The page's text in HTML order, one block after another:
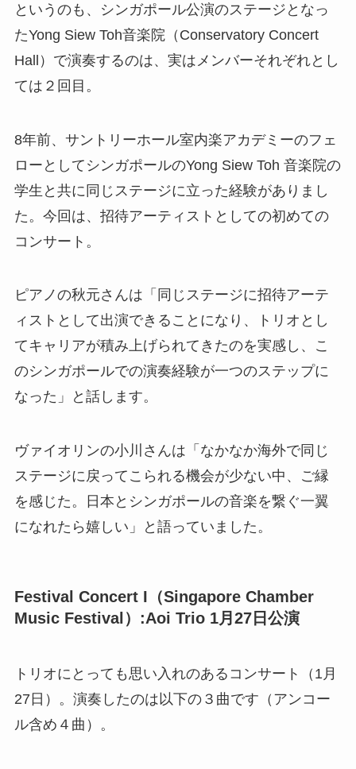
というのも、シンガポール公演のステージとなっ
たYong Siew Toh音楽院（ Conservatory Concert
Hall）で演奏するのは、実はメンバーそれぞれとし
ては２回目。
8年前、サントリーホール室内楽アカデミーのフェ
ローとしてシンガポールのYong Siew Toh 音楽院の
学生と共に同じステージに立った経験がありまし
た。今回は、招待アーティストとしての初めての
コンサート。
ピアノの秋元さんは「同じステージに招待アーテ
ィストとして出演できることになり、トリオとし
てキャリアが積み上げられてきたのを実感し、こ
のシンガポールでの演奏経験が一つのステップに
なった」と話します。
ヴァイオリンの小川さんは「なかなか海外で同じ
ステージに戻ってこられる機会が少ない中、ご縁
を感じた。日本とシンガポールの音楽を繋ぐ一翼
になれたら嬉しい」と語っていました。
Festival Concert I （Singapore Chamber
Music Festival ） :Aoi Trio 1月 27日公演
トリオにとっても思い入れのあるコンサート（1月
27日）。演奏したのは以下の３曲です（アンコー
ル含め４曲）。